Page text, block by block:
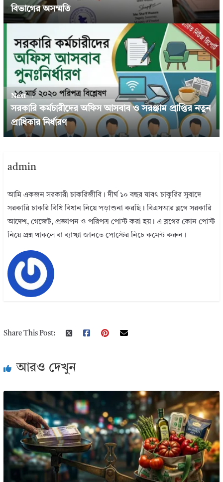
বিভাগের অসম্মতি
Next →
সরকারি কর্মচারীদের অফিস আসবাব ও সরঞ্জাম প্রাপ্তির নতুন
প্রাধিকার নির্ধারণ
admin
আমি একজন সরকারী চাকরিজীবি। দীর্ঘ ১০ বছর যাবৎ চাকুরির সুবাদে
সরকারি চাকরি বিধি বিধান নিয়ে পড়াশুনা করছি। বিএসআর ব্লগে সরকারি
আদেশ, গেজেট, প্রজ্ঞাপন ও পরিপত্র পোস্ট করা হয়। এ ব্লগের কোন পোস্ট
নিয়ে প্রশ্ন থাকলে বা ব্যাখ্যা জানতে পোস্টের নিচে কমেন্ট করুন।
Share This Post:
আরও দেখুন